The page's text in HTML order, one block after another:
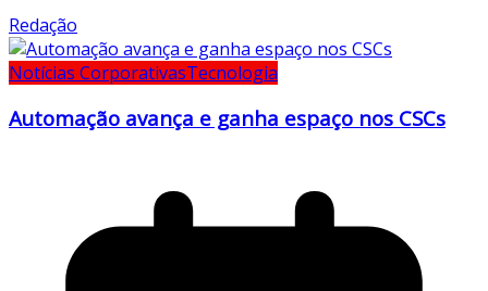
Redação
Notícias CorporativasTecnologia
Automação avança e ganha espaço nos CSCs